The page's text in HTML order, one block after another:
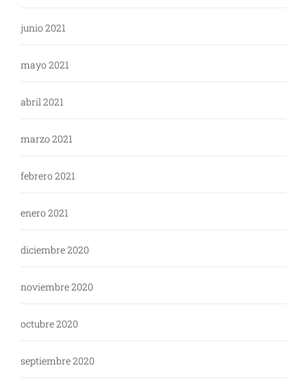
junio 2021
mayo 2021
abril 2021
marzo 2021
febrero 2021
enero 2021
diciembre 2020
noviembre 2020
octubre 2020
septiembre 2020